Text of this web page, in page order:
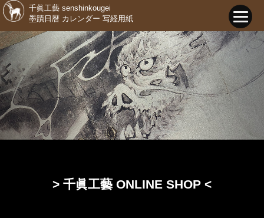
千眞工藝 senshinkougei
墨蹟日暦 カレンダー 写経用紙
> 千眞工藝 ONLINE SHOP <